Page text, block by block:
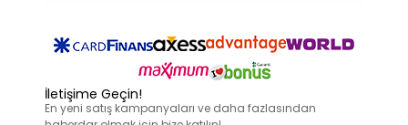
İletişime Geçin!
En yeni satış kampanyaları ve daha fazlasından